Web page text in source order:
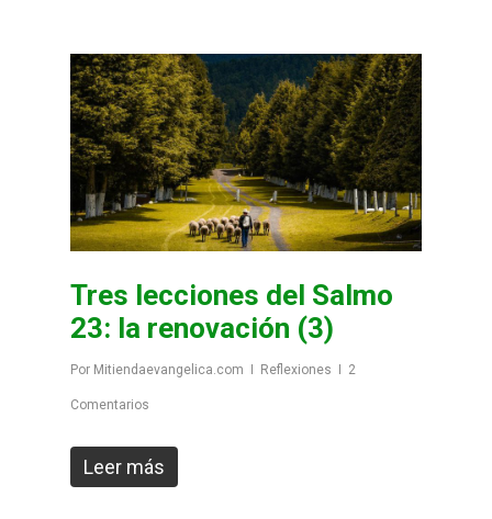
Tres lecciones del Salmo
23: la renovación (3)
Por Mitiendaevangelica.com Reflexiones 2
Comentarios
Leer más